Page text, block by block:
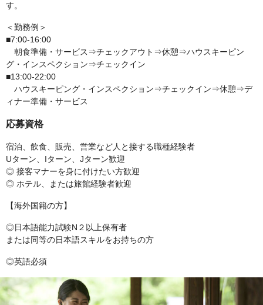
す。
＜勤務例＞
■7:00-16:00
朝食準備・サービス⇒チェックアウト⇒休憩⇒ハウスキーピン
グ・インスペクション⇒チェックイン
■13:00-22:00
ハウスキーピング・インスペクション⇒チェックイン⇒休憩⇒デ
ィナー準備・サービス
応募資格
宿泊、飲食、販売、営業など人と接する職種経験者
Uターン、Iターン、Jターン歓迎
◎ 接客マナーを身に付けたい方歓迎
◎ ホテル、または旅館経験者歓迎
【海外国籍の方】
◎日本語能力試験N２以上保有者
または同等の日本語スキルをお持ちの方
◎英語必須